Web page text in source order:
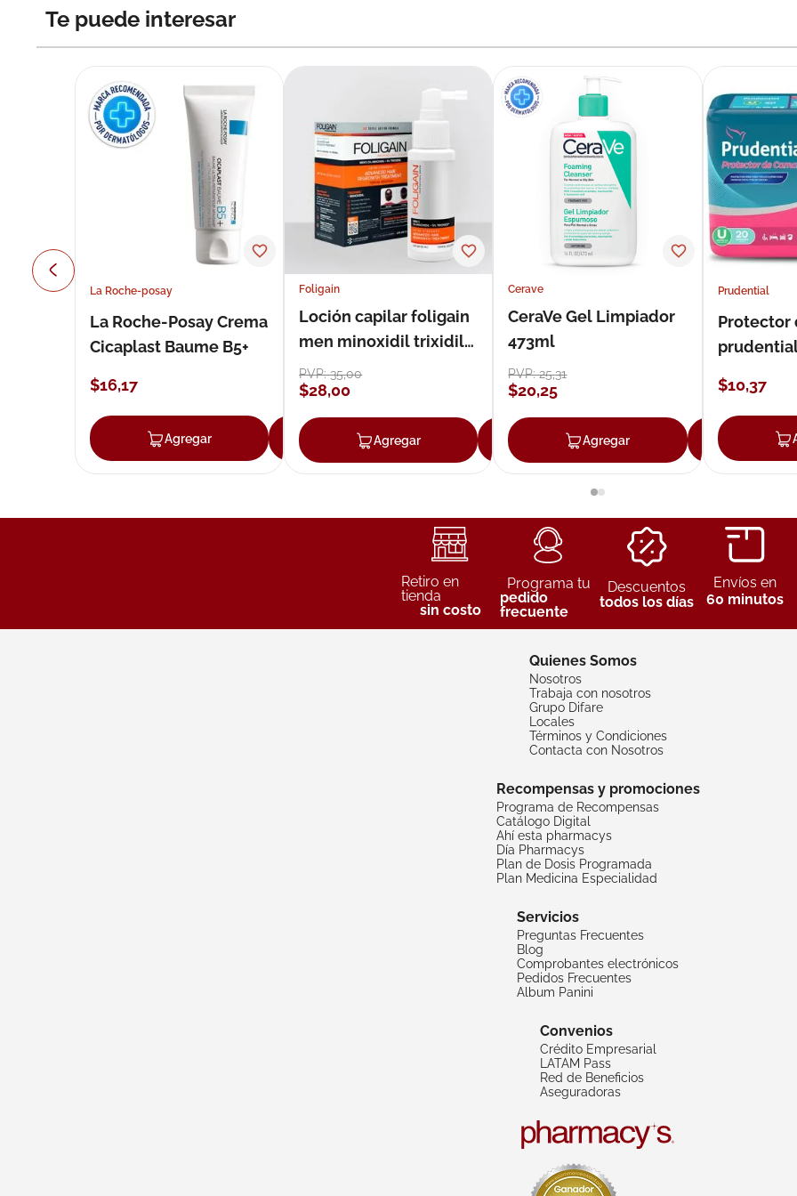
Te puede interesar
La Roche-posay
La Roche-Posay Crema
Cicaplast Baume B5+
$16,17
Agregar Agregar
Foligain
Loción capilar foligain
men minoxidil trixidil
loción 59 ml
PVP:35,00
$28,00
Agregar Agregar
Cerave
CeraVe Gel Limpiador
473ml
PVP:25,31
$20,25
Agregar
Prudential
Protector
$10,37
Retiro en
tienda
sin costo
Programa tu
pedido
frecuente
Descuentos
todos los días
Envíos en
60 minutos
Quienes Somos
Nosotros
Trabaja con nosotros
Grupo Difare
Locales
Términos y Condiciones
Contacta con Nosotros
Recompensas y promociones
Programa de Recompensas
Catálogo Digital
Ahí esta pharmacys
Día Pharmacys
Plan de Dosis Programada
Plan Medicina Especialidad
Servicios
Preguntas Frecuentes
Blog
Comprobantes electrónicos
Pedidos Frecuentes
Album Panini
Convenios
Crédito Empresarial
LATAM Pass
Red de Beneficios
Aseguradoras